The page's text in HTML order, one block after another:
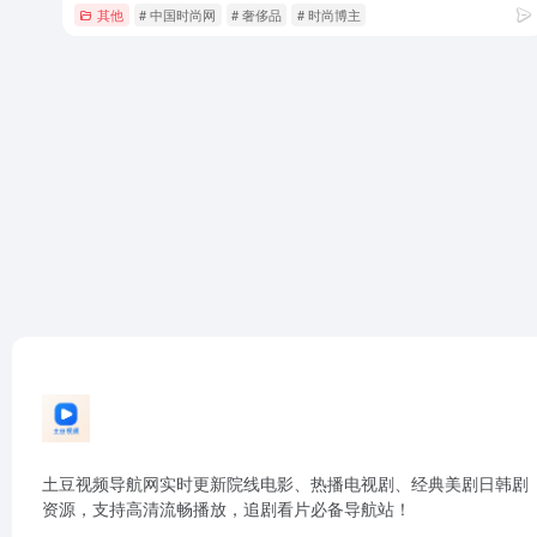
其他 # 中国时尚网 # 奢侈品 # 时尚博主
土豆视频导航网实时更新院线电影、热播电视剧、经典美剧日韩剧
资源，支持高清流畅播放，追剧看片必备导航站！